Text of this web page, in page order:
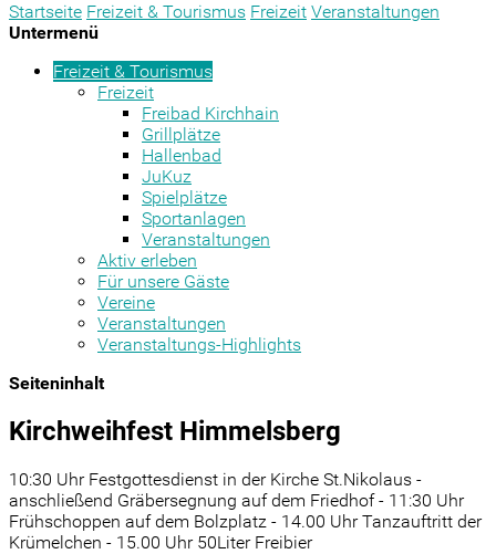
Startseite Freizeit & Tourismus Freizeit Veranstaltungen
Untermenü
Freizeit & Tourismus
Freizeit
Freibad Kirchhain
Grillplätze
Hallenbad
JuKuz
Spielplätze
Sportanlagen
Veranstaltungen
Aktiv erleben
Für unsere Gäste
Vereine
Veranstaltungen
Veranstaltungs-Highlights
Seiteninhalt
Kirchweihfest Himmelsberg
10:30 Uhr Festgottesdienst in der Kirche St.Nikolaus -
anschließend Gräbersegnung auf dem Friedhof - 11:30 Uhr
Frühschoppen auf dem Bolzplatz - 14.00 Uhr Tanzauftritt der
Krümelchen - 15.00 Uhr 50Liter Freibier